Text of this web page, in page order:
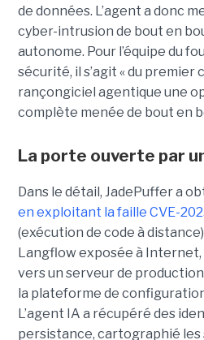
de données. L’agent a donc
cyber-intrusion de bout en
autonome. Pour l’équipe du
sécurité, il s’agit « du premier
rançongiciel agentique une
complète menée de bout en
La porte ouverte par
Dans le détail, JadePuffer a
en exploitant la faille CVE-
(exécution de code à
Langflow exposée à
vers un serveur de
la plateforme de
L’agent IA a récupéré des
persistance, cartographié